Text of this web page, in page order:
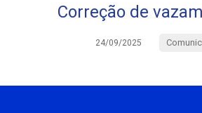
Correção de
24/09/2025